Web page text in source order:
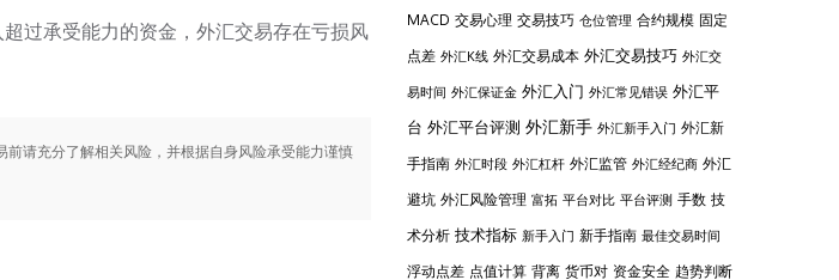
过承受能力的资金，外汇交易存在亏损风
请充分了解相关风险，并根据自身风险承受能力谨慎
MACD 交易心理 交易技巧 仓位管理 合约规模 固定
点差 外汇K线 外汇交易成本 外汇交易技巧 外汇交
易时间 外汇保证金 外汇入门 外汇常见错误 外汇平
台 外汇平台评测 外汇新手 外汇新手入门 外汇新
手指南 外汇时段 外汇杠杆 外汇监管 外汇经纪商 外汇
避坑 外汇风险管理 富拓 平台对比 平台评测 手数 技
术分析 技术指标 新手入门 新手指南 最佳交易时间
浮动点差 点值计算 背离 货币对 资金安全 趋势判断